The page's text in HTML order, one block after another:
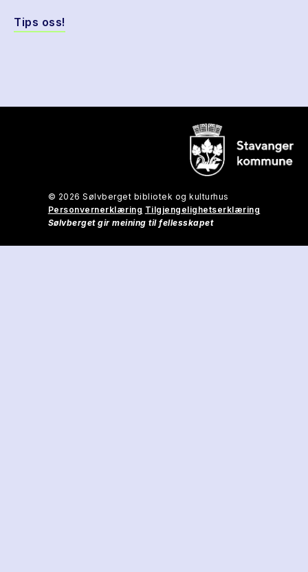
Tips oss!
© 2026 Sølvberget bibliotek og kulturhus
Personvernerklæring Tilgjengelighetserklæring
Sølvberget gir meining til fellesskapet